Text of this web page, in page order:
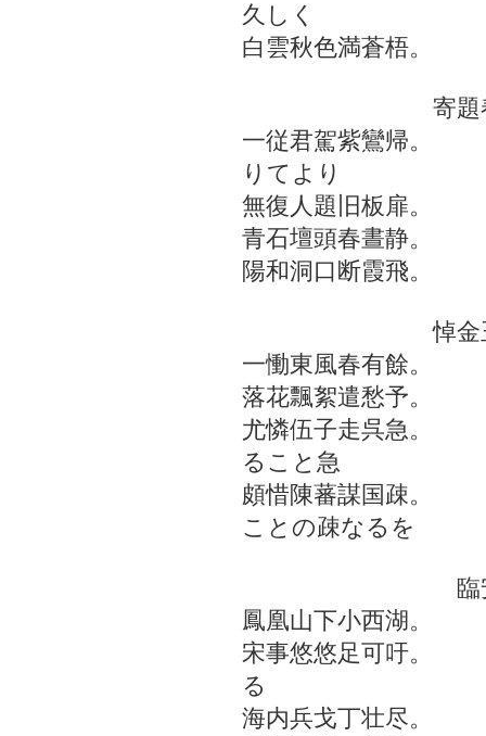
久しく
白雲秋色満蒼梧
寄題春畝山
一従君駕紫鸞帰。
りてより
無復人題旧板扉。
青石壇頭春晝静
陽和洞口断霞飛
悼金玉均
一慟東風春有餘
落花飄絮遣愁予
尤憐伍子走呉急
ること急
頗惜陳蕃謀国疎
ことの疎なるを
臨安懐
鳳凰山下小西湖
宋事悠悠足可吁
る
海内兵戈丁壮尽